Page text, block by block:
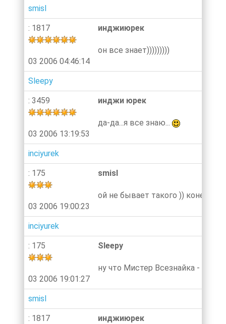
smisl
: 1817
03 2006 04:46:14
инджиюрек
он все знает)))))))))
Sleepy
: 3459
03 2006 13:19:53
инджи юрек
да-да...я все знаю...
inciyurek
: 175
03 2006 19:00:23
smisl
ой не бывает такого )) конечно
inciyurek
: 175
03 2006 19:01:27
Sleepy
ну что Мистер Всезнайка -
smisl
: 1817 инджиюрек